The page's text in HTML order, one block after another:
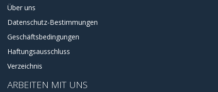
Über uns
Datenschutz-Bestimmungen
Geschäftsbedingungen
Haftungsausschluss
Verzeichnis
ARBEITEN MIT UNS